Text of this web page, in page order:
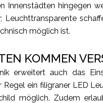
Innenstädten hingegen
Leuchttransparente
möglich ist.
KOMMEN
erweitert auch das
Regel ein filigraner LED
möglich. Zudem